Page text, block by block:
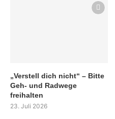
„Verstell dich nicht“ – Bitte
Geh- und Radwege
freihalten
23. Juli 2026